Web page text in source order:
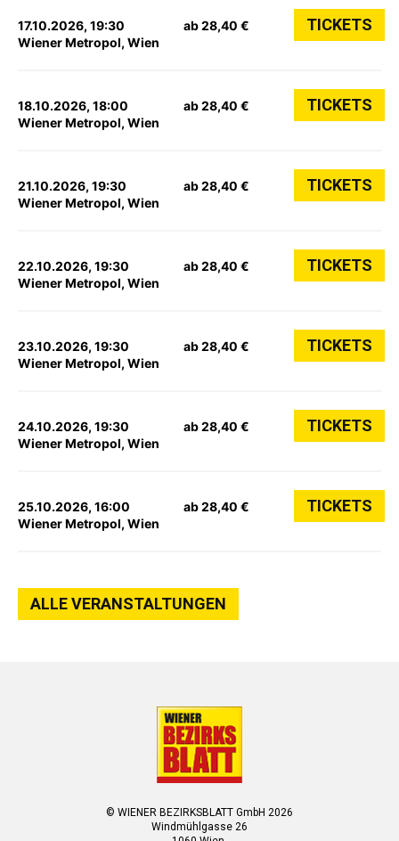
17.10.2026, 19:30
Wiener Metropol, Wien
ab 28,40 € TICKETS
18.10.2026, 18:00
Wiener Metropol, Wien
ab 28,40 € TICKETS
21.10.2026, 19:30
Wiener Metropol, Wien
ab 28,40 € TICKETS
22.10.2026, 19:30
Wiener Metropol, Wien
ab 28,40 € TICKETS
23.10.2026, 19:30
Wiener Metropol, Wien
ab 28,40 € TICKETS
24.10.2026, 19:30
Wiener Metropol, Wien
ab 28,40 € TICKETS
25.10.2026, 16:00
Wiener Metropol, Wien
ab 28,40 € TICKETS
ALLE VERANSTALTUNGEN
© WIENER BEZIRKSBLATT GmbH 2026
Windmühlgasse 26